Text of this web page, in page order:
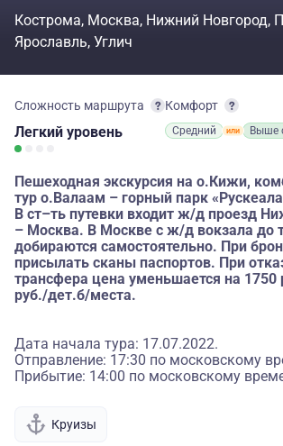
Кострома Москва Нижний Новгород
Ярославль Углич
Сложность маршрута
Легкий уровень
Комфорт
Средний Выше
Пешеходная экскурсия на о.Кижи,
тур о.Валаам – горный парк
В ст–ть путевки входит ж/д проезд
– Москва. В Москве с ж/д вокзала до
добираются самостоятельно. При
присылать сканы паспортов. При
трансфера цена уменьшается на 1750
руб./дет.б/места.
Дата начала тура: 17.07.2022.
Отправление: 17:30 по московскому
Прибытие: 14:00 по московскому
Круизы